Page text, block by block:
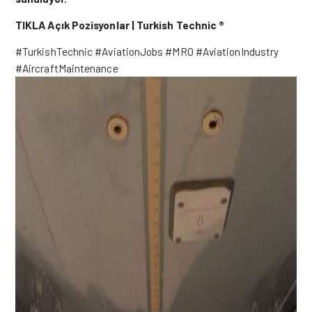
TIKLAAçık Pozisyonlar | Turkish Technic ®
#TurkishTechnic #AviationJobs #MRO #AviationIndustry
#AircraftMaintenance